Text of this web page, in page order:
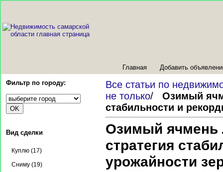
Главная Добавить
Фильтр по городу:
Вид сделки
Куплю (17)
Сниму (19)
Все статьи по
не только/ Озимый
стабильности и
Озимый ячмень
стратегия
урожайности